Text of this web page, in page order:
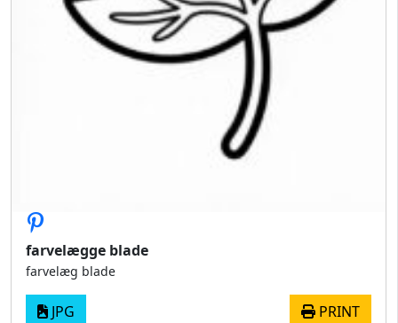
farvelægge blade
farvelæg blade
JPG PRINT